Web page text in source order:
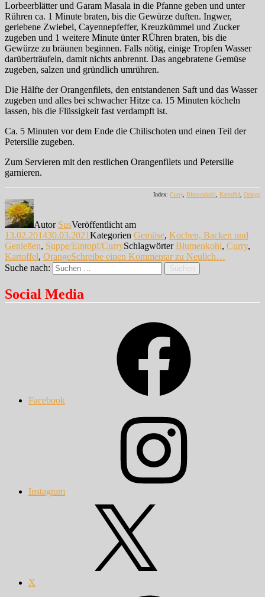
Lorbeerblätter und Garam Masala in die Pfanne geben und unter
Rühren ca. 1 Minute braten, bis die Gewürze duften. Ingwer,
geriebene Zwiebel, Cayennepfeffer, Kreuzkümmel und Zucker
zugeben und 1 weitere Minute ünter RÜhren braten, bis die
Gewürze zu bräunen beginnen. Falls nötig, einige Tropfen Wasser
darüberträufeln, damit nichts anbrennt. Das angebratene Gemüse
zugeben, salzen und gründlich umrühren.
Die Hälfte der Orangenfilets, den entstandenen Saft und das Wasser
zugeben und alles bei schwacher Hitze ca. 15 Minuten köcheln
lassen, bis die Flüssigkeit fast verdampft ist.
Ca. 5 Minuten vor dem Ende die Chilischoten und einen Teil der
Petersilie zugeben.
Zum Servieren mit den restlichen Orangenfilets und Petersilie
garnieren.
Index: Curry, Blumenkohl, Kartoffel, Orange
Autor SusVeröffentlicht am
13.02.201430.03.2021Kategorien Gemüse, Kochen, Backen und
Genießen, Suppe/Eintopf/CurrySchlagwörterBlumenkohl, Curry,
Kartoffel, OrangeSchreibe einen Kommentarzu Neulich…
Suche nach:
Suchen
Social Media
Facebook
Instagram
X